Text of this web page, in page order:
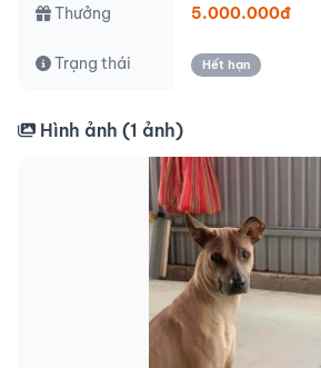
Thưởng 5.000.000đ
Trạng thái Hết hạn
Hình ảnh (1 ảnh)